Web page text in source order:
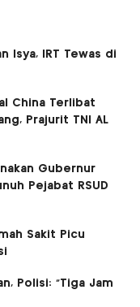
Isya, IRT Tewas di
China Terlibat
Prajurit TNI AL
Gubernur
Pejabat RSUD
Sakit Picu
Polisi: “Tiga Jam